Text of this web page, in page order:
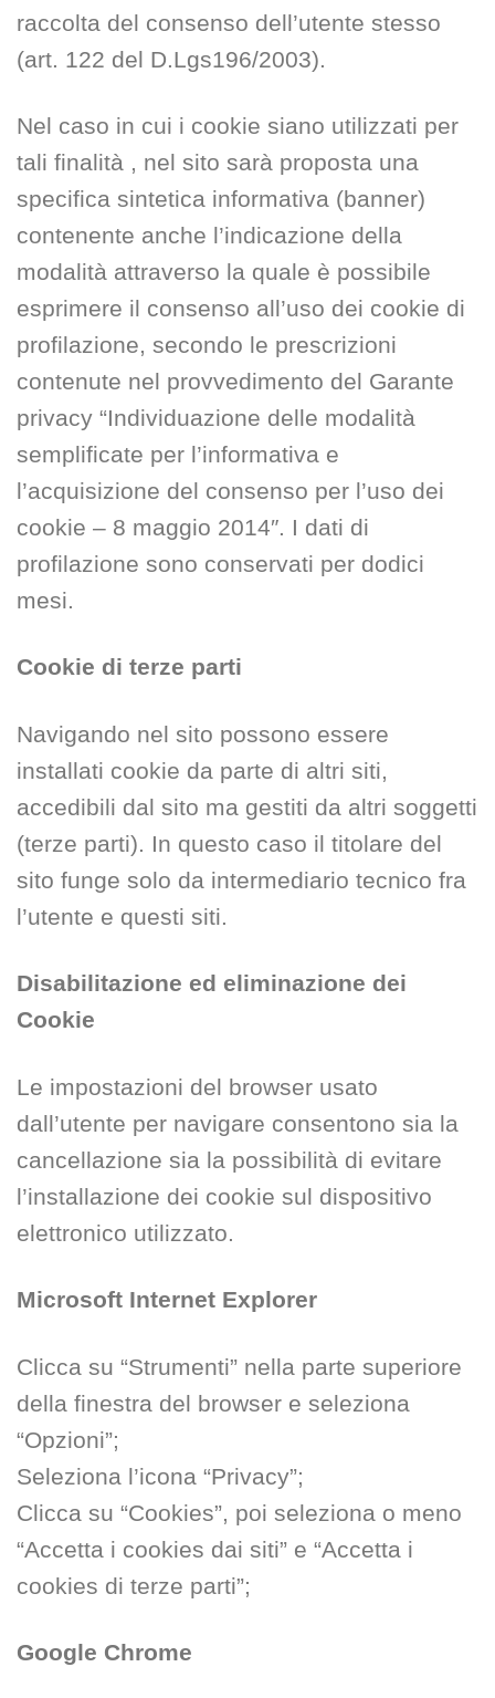
raccolta del consenso dell’utente stesso
(art. 122 del D.Lgs196/2003).
Nel caso in cui i cookie siano utilizzati per
tali finalità , nel sito sarà proposta una
specifica sintetica informativa (banner)
contenente anche l’indicazione della
modalità attraverso la quale è possibile
esprimere il consenso all’uso dei cookie di
profilazione, secondo le prescrizioni
contenute nel provvedimento del Garante
privacy “Individuazione delle modalità
semplificate per l’informativa e
l’acquisizione del consenso per l’uso dei
cookie – 8 maggio 2014″. I dati di
profilazione sono conservati per dodici
mesi.
Cookie di terze parti
Navigando nel sito possono essere
installati cookie da parte di altri siti,
accedibili dal sito ma gestiti da altri soggetti
(terze parti). In questo caso il titolare del
sito funge solo da intermediario tecnico fra
l’utente e questi siti.
Disabilitazione ed eliminazione dei
Cookie
Le impostazioni del browser usato
dall’utente per navigare consentono sia la
cancellazione sia la possibilità di evitare
l’installazione dei cookie sul dispositivo
elettronico utilizzato.
Microsoft Internet Explorer
Clicca su “Strumenti” nella parte superiore
della finestra del browser e seleziona
“Opzioni”;
Seleziona l’icona “Privacy”;
Clicca su “Cookies”, poi seleziona o meno
“Accetta i cookies dai siti” e “Accetta i
cookies di terze parti”;
Google Chrome